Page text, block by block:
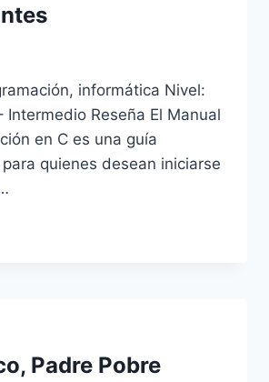
informática Nivel:
Intermedio Reseña El Manual
en C es una guía
quienes desean iniciarse
Padre Pobre